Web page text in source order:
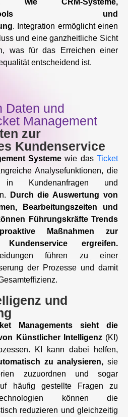
wie CRM-Systeme,
Tools und
. Integration ermöglicht einen
und eine ganzheitliche Sicht
was für das Erreichen einer
entscheidend ist.
Daten und
Management
zur
Kundenservice
Systeme wie das Ticket
Analysefunktionen, die
Kundenanfragen und
Durch die Auswertung von
Bearbeitungszeiten und
Führungskräfte Trends
Maßnahmen zur
ergreifen.
führen zu einer
der Prozesse und damit
und
Managements sieht die
Künstlicher Intelligenz(KI)
KI kann dabei helfen,
zu analysieren, sie
zuzuordnen und sogar
häufig gestellte Fragen zu
können die
reduzieren und gleichzeitig